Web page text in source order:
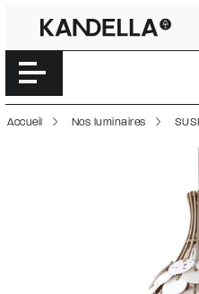
Accéder directement au
Accueil Nos luminaires